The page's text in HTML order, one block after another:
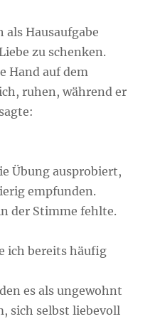
Hausaufgabe
zu schenken.
Hand auf dem
ruhen, während er
Übung ausprobiert,
empfunden.
der Stimme fehlte.
ich bereits häufig
es als ungewohnt
sich selbst liebevoll